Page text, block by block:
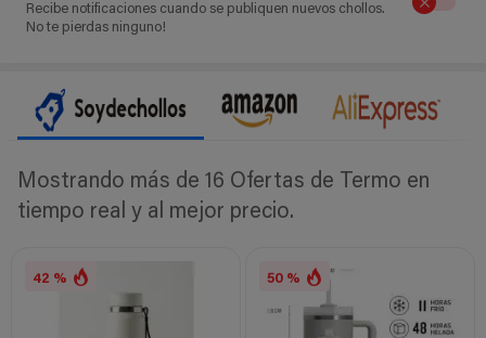
Recibe notificaciones cuando se publiquen nuevos chollos.
No te pierdas ninguno!
Mostrando más de 16 Ofertas de Termo en
tiempo real y al mejor precio.
42 % 50 %